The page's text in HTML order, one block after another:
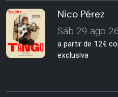
Nico Pérez
Sáb 29 ago
a partir de 12€
exclusiva